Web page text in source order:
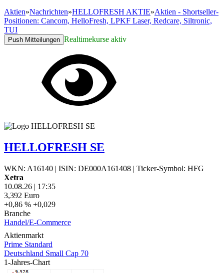
Aktien»Nachrichten»HELLOFRESH AKTIE»Aktien - Shortseller-
Positionen: Cancom, HelloFresh, LPKF Laser, Redcare, Siltronic,
TUI
Push Mitteilungen Realtimekurse aktiv
HELLOFRESH SE
WKN: A16140 | ISIN: DE000A161408 | Ticker-Symbol: HFG
Xetra
10.08.26 | 17:35
3,392 Euro
+0,86 % +0,029
Branche
Handel/E-Commerce
Aktienmarkt
Prime Standard
Deutschland Small Cap 70
1-Jahres-Chart